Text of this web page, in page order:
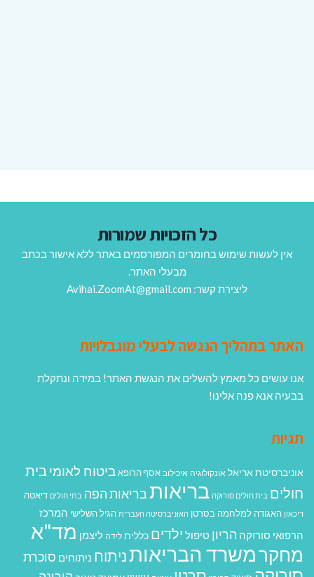
כל הזכויות שמורות
אין לעשות שימוש בחומרים המפורסמים באתר ללא אישור בכתב
מבעלי האתר.
ליצירת קשר: Avihai.ZoomAt@gmail.com
האתר בתהליך הנגשה לבעלי מוגבלויות
אנו עושים כל מאמץ להשלים את הנגשת האתר! במידה ונתקלת
בבעיה אנא פנה אלינו!
תגיות
אוניברסיטת אריאל אונקולוגיה איכילוב אסף הרופא ביטוח לאומיבית
חולים בית חולים סורוקה בריאותבריאות הפה בתי חולים דיאטה
דיכאון האגודה למלחמה בסרטן האוניברסיטה העברית הגיל השלישי המרכז
הרפואי סורוקה הריון טיפול ילדים כללית לידה ליצמן מד"א
מחקרמשרד הבריאותניתוח ניתוחים סוכרת